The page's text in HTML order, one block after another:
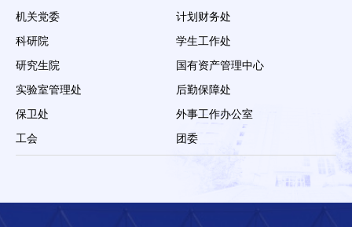
机关党委
计划财务处
科研院
学生工作处
研究生院
国有资产管理中心
实验室管理处
后勤保障处
保卫处
外事工作办公室
工会
团委